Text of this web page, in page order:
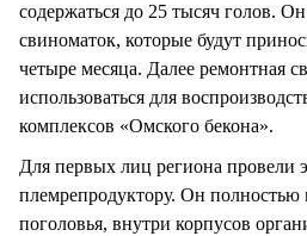
содержаться до 25 тысяч голов.
свиноматок, которые будут
четыре месяца. Далее ремонтная
использоваться для
комплексов «Омского бекона».
Для первых лиц региона провели
племрепродуктору. Он полностью
поголовья, внутри корпусов